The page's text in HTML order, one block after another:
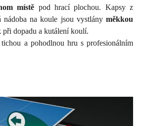
místě pod hrací plochou. Kapsy z
nádoba na koule jsou vystlány měkkou
při dopadu a kutálení koulí.
a pohodlnou hru s profesionálním